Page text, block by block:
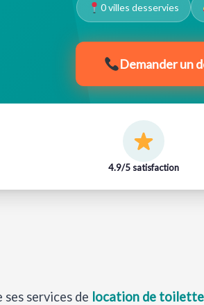
0 villes desservies
Demander un
4.9/5 satisfaction
ses services de location de